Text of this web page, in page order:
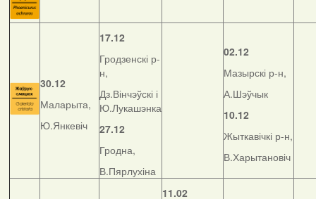
30.12
Маларыта,
Ю.Янкевіч
17.12
Гродзенскі р-
н,
Дз.Вінчэўскі і
Ю.Лукашэнка
27.12
Гродна,
В.Пярлухіна
02.12
Мазырскі р-н,
А.Шэўчык
10.12
Жыткавічкі р-н,
В.Харытановіч
11.02